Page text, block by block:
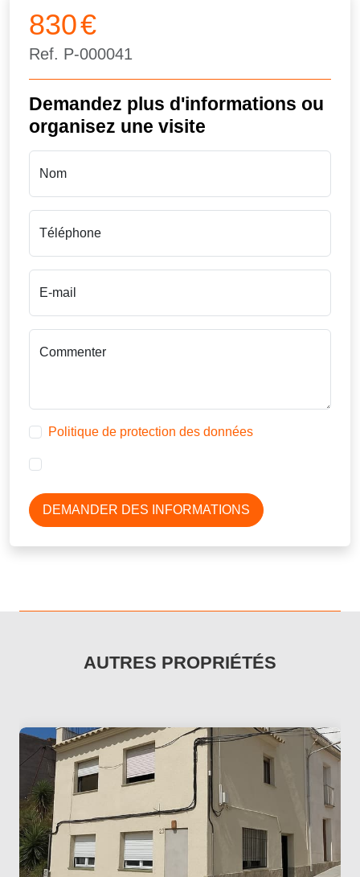
830€
Ref. P-000041
Demandez plus d'informations ou
organisez une visite
Nom
Téléphone
E-mail
Commenter
Politique de protection des données
DEMANDER DES INFORMATIONS
AUTRES PROPRIÉTÉS